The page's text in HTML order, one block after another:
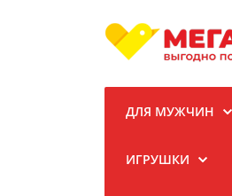
ДЛЯ МУЖЧИН
ИГРУШКИ